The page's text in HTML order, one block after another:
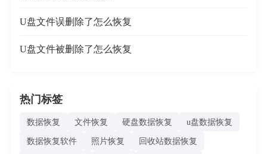
U盘文件误删除了怎么恢复
U盘文件被删除了怎么恢复
热门标签
数据恢复 文件恢复 硬盘数据恢复
u盘数据恢复
数据恢复软件
照片恢复 回收站数据恢复